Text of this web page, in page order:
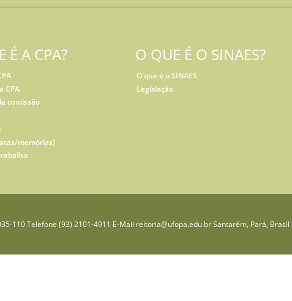
É A CPA?
CPA
comissão
memórias)
O QUE É O SINAES?
O que é o SINAES
Legislação
110 Telefone (93) 2101-4911 E-Mail reitoria@ufopa.edu.br Santarém, Pará, Brasil